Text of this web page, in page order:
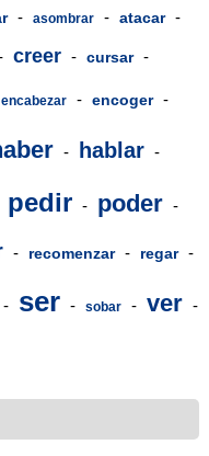
- asombrar - atacar -
creer - cursar -
encabezar - encoger -
- hablar -
pedir - poder -
- recomenzar - regar -
- ser - sobar - ver -